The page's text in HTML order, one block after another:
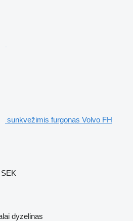
sunkvežimis furgonas Volvo FH
dyzelinas